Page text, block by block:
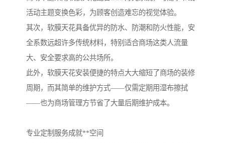
活动主题变换色彩，为顾客创造难忘的视觉体验。
其次，软膜天花具备优异的防水、防潮和防火性能，安
全系数远超许多传统材料，特别适合商场这类人流量
大、安全要求高的公共场所。
此外，软膜天花安装便捷的特点大大缩短了商场的装修
周期，而其简单的维护方式——仅需定期用湿布擦拭
——也为商场管理方节省了大量后期维护成本。
专业定制服务成就**空间